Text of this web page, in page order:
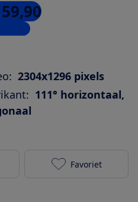
2304x1296 pixels
111° horizontaal,
TP-Link Tapo
Favoriet